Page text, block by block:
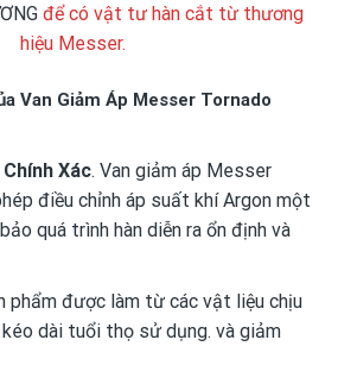
để có vật tư hàn cắt từ thương
hiệu Messer.
Van Giảm Áp Messer Tornado
Xác. Van giảm áp Messer
điều chỉnh áp suất khí Argon một
quá trình hàn diễn ra ổn định và
phẩm được làm từ các vật liệu chịu
dài tuổi thọ sử dụng. và giảm